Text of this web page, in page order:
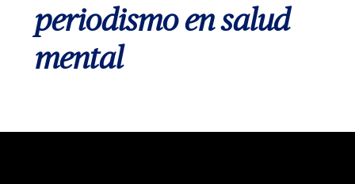
periodismo en salud
mental